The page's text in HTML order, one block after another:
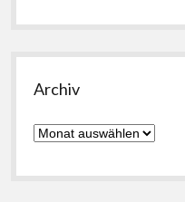
Archiv
Archiv